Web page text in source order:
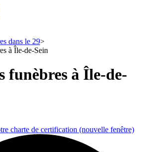
dans le 29
à Île-de-Sein
funèbres à Île-de-
charte de certification (nouvelle fenêtre)